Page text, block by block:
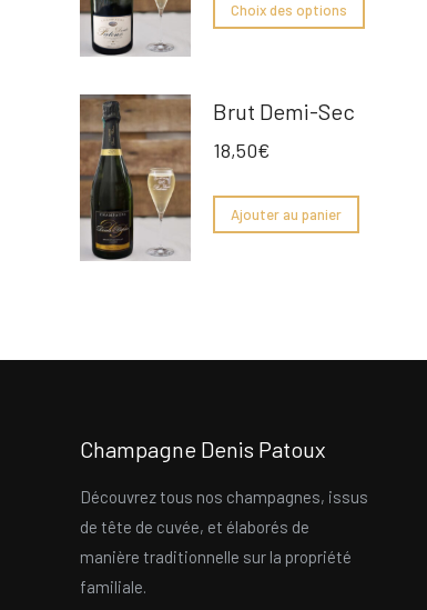
Choix des options
Brut Demi-Sec
18,50€
Ajouter au panier
Champagne Denis Patoux
Découvrez tous nos champagnes, issus
de tête de cuvée, et élaborés de
manière traditionnelle sur la propriété
familiale.